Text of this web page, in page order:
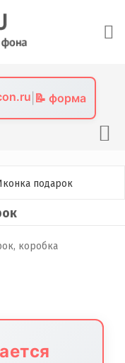
📝 форма
подарок